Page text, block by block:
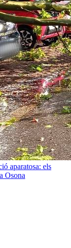
aparatosa: els
Osona